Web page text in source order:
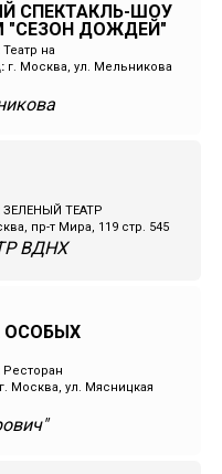
СПЕКТАКЛЬ-ШОУ
ДОЖДЕЙ"
Театр на
г. Москва, ул. Мельникова
ЗЕЛЕНЫЙ ТЕАТР
пр-т Мира, 119 стр. 545
ВДНХ
ОСОБЫХ
Ресторан
г. Москва, ул. Мясницкая